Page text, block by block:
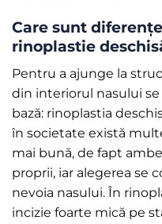
Care sunt
rinoplastie
Pentru a ajunge la
din interiorul nasului
bază: rinoplastia
în societate există
mai bună, de fapt
proprii, iar alegerea se
nevoia nasului. În
incizie foarte mică pe